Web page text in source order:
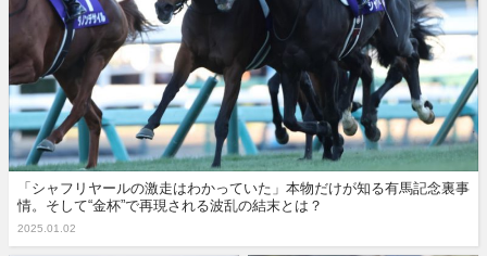
「シャフリヤールの激走はわかっていた」本物だけが知る有馬記念裏事
情。そして“金杯”で再現される波乱の結末とは？
2025.01.02